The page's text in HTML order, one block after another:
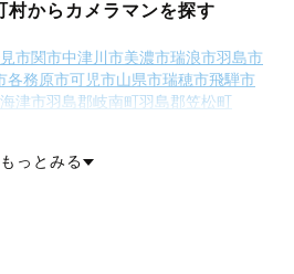
村からカメラマンを探す
市関市中津川市美濃市瑞浪市羽島市
各務原市可児市山県市瑞穂市飛騨市
海津市羽島郡岐南町羽島郡笠松町
北方町 加茂郡坂祝町
もっとみる